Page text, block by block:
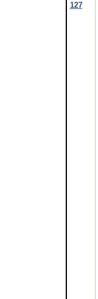
127